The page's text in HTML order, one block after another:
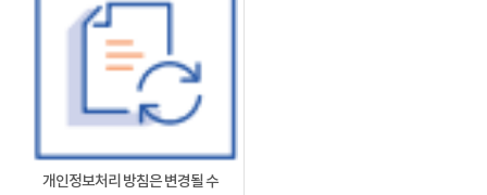
개인정보처리 방침은 변경될 수